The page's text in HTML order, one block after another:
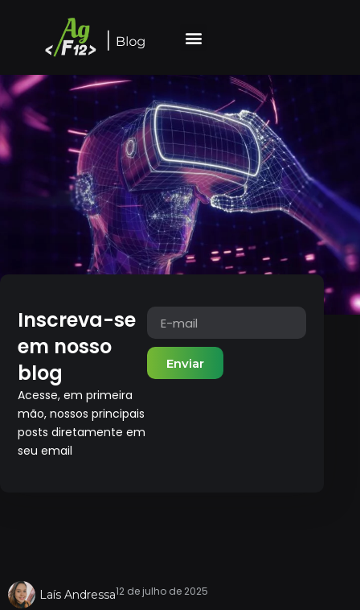
Inscreva-se
em nosso
blog
Acesse, em primeira
mão, nossos principais
posts diretamente em
seu email
Enviar
Laís Andressa12 de julho de 2025